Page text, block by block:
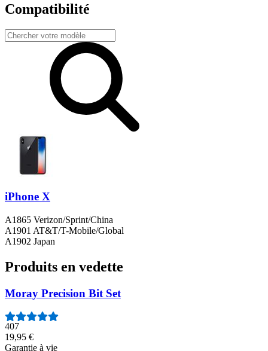
Compatibilité
iPhone X
A1865 Verizon/Sprint/China
A1901 AT&T/T-Mobile/Global
A1902 Japan
Produits en vedette
Moray Precision Bit Set
407
19,95 €
Garantie à vie